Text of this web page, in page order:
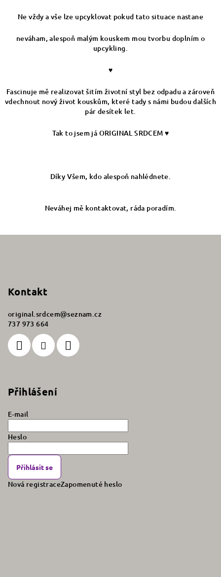
Ne vždy a vše lze upcyklovat pokud tato situace nastane
neváham, alespoň malým kouskem mou tvorbu doplním o
upcykling.
♥
Fascinuje mě realizovat šitím životní styl bez odpadu a zároveň
vdechnout nový život kouskům, které tady s námi budou dalších
pár desítek let.
Tak to jsem já ORIGINAL SRDCEM ♥️
Díky Všem, kdo alespoň nahlédnete.
Neváhej mě kontaktovat, ráda poradím.
Kontakt
original.srdcem@seznam.cz
737 973 664
Přihlášení
E-mail
Heslo
Přihlásit se
Nová registraceZapomenuté heslo